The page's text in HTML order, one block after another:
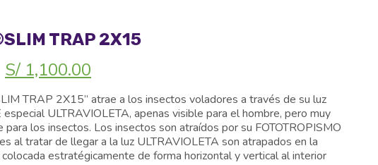
TRAP 2X15
El
precio
original
era:
S/ 1,500.00.
S/ 1,100.00
actual
es:
S/ 1,100.00.
TRAP 2X15” atrae a los insectos voladores a través de su luz
especial ULTRAVIOLETA, apenas visible para el hombre, pero muy
los insectos. Los insectos son atraídos por su FOTOTROPISMO
al tratar de llegar a la luz ULTRAVIOLETA son atrapados en la
estratégicamente de forma horizontal y vertical al interior